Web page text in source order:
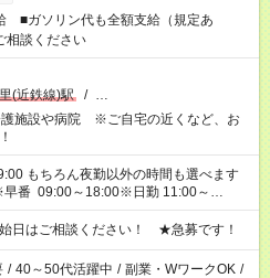
■ガソリン代も全額支給（規定あ
談ください
(近鉄線)駅 / …
護施設や病院 ※ご自宅の近くなど、お
もちろん夜勤以外の時間も選べます
早番 09:00～18:00※日勤 11:00～
定・選べる施設もあるので、ご希望が
シフト制。勤務地により実働時間が異
日はご相談ください！ ★急募です！
/ 40～50代活躍中 / 副業・WワークOK /